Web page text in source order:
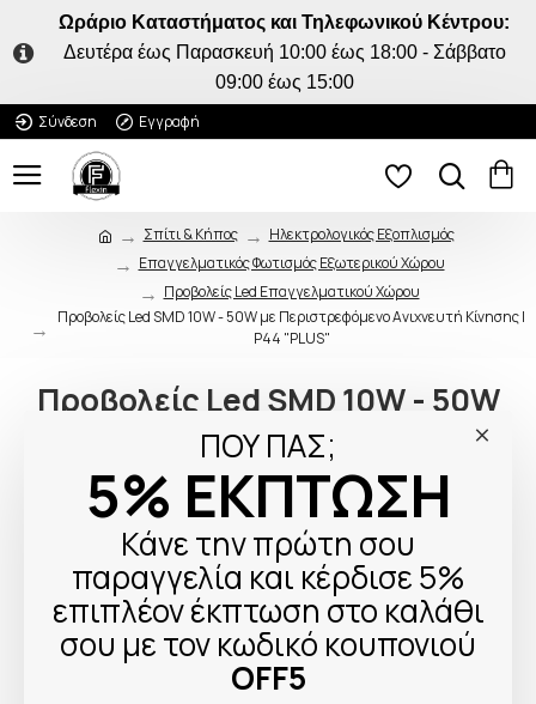
ΠΟΥ ΠΑΣ;
5% ΕΚΠΤΩΣΗ
Κάνε την πρώτη σου
παραγγελία και κέρδισε 5%
επιπλέον έκπτωση στο καλάθι
σου με τον κωδικό κουπονιού
OFF5
Ωράριο Καταστήματος και Τηλεφωνικού Κέντρου:
Δευτέρα έως Παρασκευή 10:00 έως 18:00 - Σάββατο
09:00 έως 15:00
Σύνδεση
Εγγραφή
Σπίτι & Κήπος
Ηλεκτρολογικός Εξοπλισμός
Επαγγελματικός Φωτισμός Εξωτερικού Χώρου
Προβολείς Led Επαγγελματικού Χώρου
Προβολείς Led SMD 10W - 50W με Περιστρεφόμενο Ανιχνευτή Κίνησης Ι
Ρ44 "PLUS"
Προβολείς Led SMD 10W - 50W
με Περιστρεφόμενο Ανιχνευτή
Κίνησης ΙΡ44 "PLUS"
Δεν υπάρχουν προϊόντα σε αυτήν την κατηγορία.
Συνέχεια